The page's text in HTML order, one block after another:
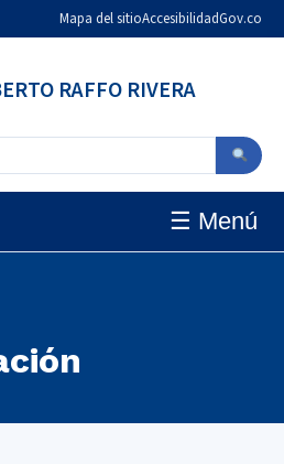
Mapa del sitioAccesibilidadGov.co
RAFFO RIVERA
☰ Menú